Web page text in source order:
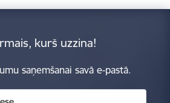
kurš uzzina!
saņemšanai savā e-pastā.